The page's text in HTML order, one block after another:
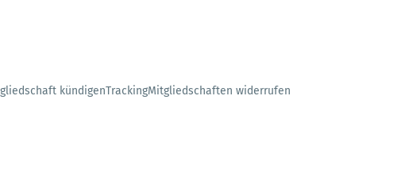
kündigenTrackingMitgliedschaften widerrufen